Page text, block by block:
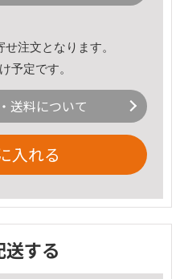
注文となります。
予定です。
送料について
入れる
送する